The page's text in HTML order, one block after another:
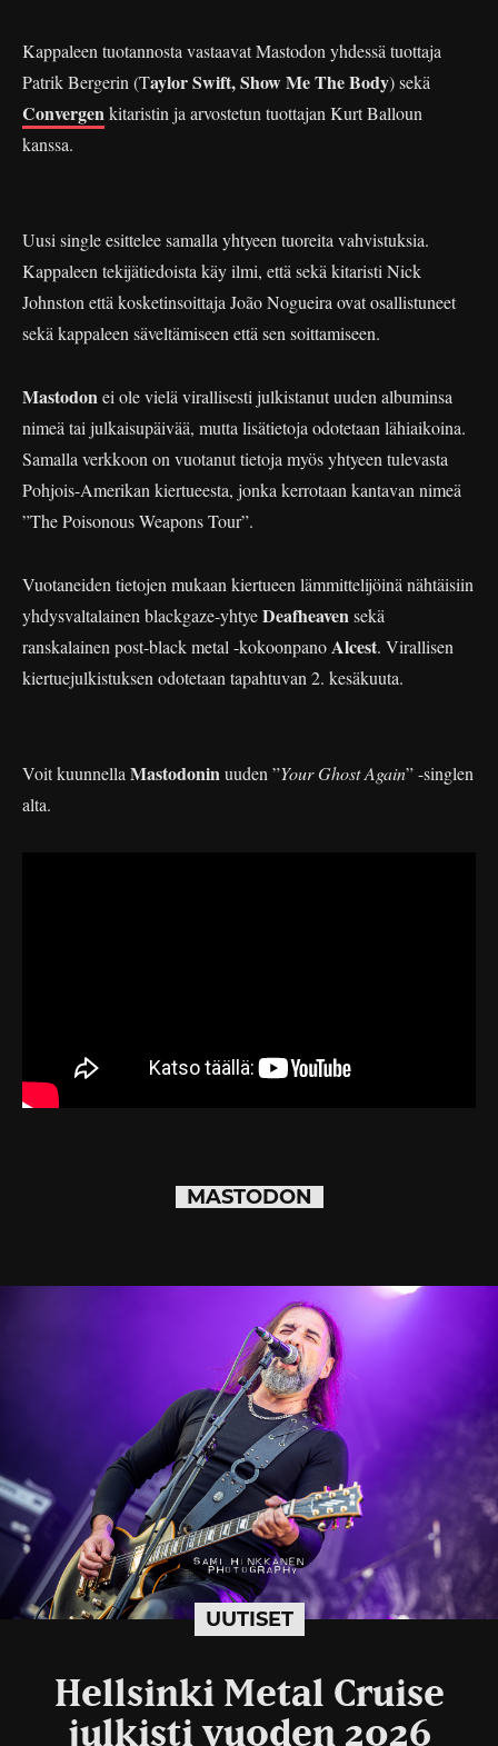
Kappaleen tuotannosta vastaavat Mastodon yhdessä tuottaja
Patrik Bergerin (Taylor Swift, Show Me The Body) sekä
Convergenkitaristin ja arvostetun tuottajan Kurt Balloun
kanssa.
Uusi single esittelee samalla yhtyeen tuoreita vahvistuksia.
Kappaleen tekijätiedoista käy ilmi, että sekä kitaristi Nick
Johnston että kosketinsoittaja João Nogueira ovat osallistuneet
sekä kappaleen säveltämiseen että sen soittamiseen.
Mastodonei ole vielä virallisesti julkistanut uuden albuminsa
nimeä tai julkaisupäivää, mutta lisätietoja odotetaan lähiaikoina.
Samalla verkkoon on vuotanut tietoja myös yhtyeen tulevasta
Pohjois-Amerikan kiertueesta, jonka kerrotaan kantavan nimeä
”The Poisonous Weapons Tour”.
Vuotaneiden tietojen mukaan kiertueen lämmittelijöinä nähtäisiin
yhdysvaltalainen blackgaze-yhtyeDeafheavensekä
ranskalainen post-black metal -kokoonpanoAlcest. Virallisen
kiertuejulkistuksen odotetaan tapahtuvan 2. kesäkuuta.
Voit kuunnella Mastodoninuuden ”Your Ghost Again” -singlen
alta.
MASTODON
UUTISET
Hellsinki Metal Cruise
julkisti vuoden 2026